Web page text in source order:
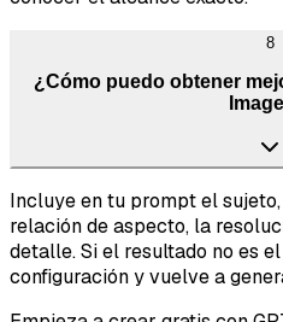
8
¿Cómo puedo obtener
Incluye en tu prompt el
relación de aspecto, la
detalle. Si el resultado no es
configuración y vuelve a